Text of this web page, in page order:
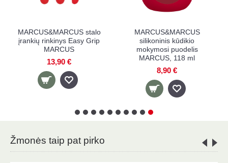
MARCUS&MARCUS
vaikiškas seilinukas su
kišene MARCUS
silikoninis
šaukštelis
Žmonės taip pat pirko